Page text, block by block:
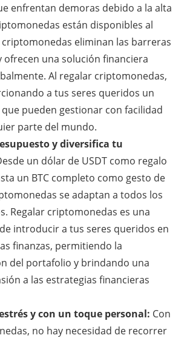
enfrentan demoras debido a la alta
están disponibles al
criptomonedas eliminan las barreras
ofrecen una solución financiera
Al regalar criptomonedas,
a tus seres queridos un
pueden gestionar con facilidad
parte del mundo.
y diversifica tu
un dólar de USDT como regalo
un BTC completo como gesto de
se adaptan a todos los
Regalar criptomonedas es una
introducir a tus seres queridos en
finanzas, permitiendo la
del portafolio y brindando una
a las estrategias financieras
y con un toque personal: Con
no hay necesidad de recorrer